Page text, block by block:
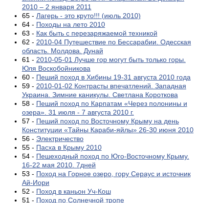
2010 – 2 января 2011
65 - Лагерь - это круто!!! (июль 2010)
64 - Походы на лето 2010
63 - Как быть с перезаряжаемой техникой
62 - 2010-04 Путешествие по Бессарабии. Одесская
область. Молдова. Дунай
61 - 2010-05-01 Лучше гор могут быть только горы.
Юля Воскобойникова
60 - Пеший поход в Хибины 19-31 августа 2010 года
59 - 2010-01-02 Контрасты впечатлений. Западная
Украина. Зимние каникулы. Светлана Короткова
58 - Пеший поход по Карпатам «Через полонины и
озера». 31 июля - 7 августа 2010 г.
57 - Пеший поход по Восточному Крыму на день
Конституции «Тайны Караби-яйлы» 26-30 июня 2010
56 - Электричество
55 - Пасха в Крыму 2010
54 - Пешеходный поход по Юго-Восточному Крыму.
16-22 мая 2010. 7дней
53 - Поход на Горное озеро, гору Сераус и источник
Ай-Иори
52 - Поход в каньон Уч-Кош
51 - Поход по Солнечной тропе